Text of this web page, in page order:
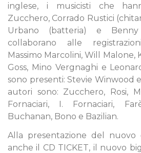
inglese, i musicisti che
Zucchero, Corrado Rustici
Urbano (batteria) e Benny
collaborano alle
Massimo Marcolini, Will Malone,
Goss, Mino Vergnaghi e
sono presenti: Stevie Winwood
autori sono: Zucchero, Rosi,
Fornaciari, I. Fornaciari,
Buchanan, Bono e Bazilian.
Alla presentazione del nuovo
anche il CD TICKET, il nuovo